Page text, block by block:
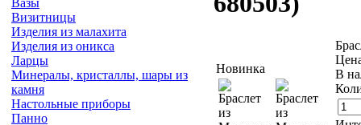
Вазы
Визитницы
Изделия из малахита
Изделия из оникса
Ларцы
Минералы, кристаллы, шары из
камня
Настольные приборы
Панно
Новинка
В